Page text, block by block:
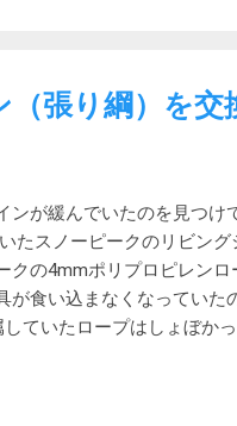
に一回程度の交換で済め
き上がるという事なので
れが全部吸い込まれたいた
コリはそれほどでもないよ
半年だと許容範囲なのです
業です。換気能力も維持さ
張り綱）を交
が緩んでいたのを見つけ
たスノーピークのリビン
クの4mmポリプロピレン
が食い込まなくなっていた
ていたロープはしょぼか
タン用電池エボルタネオ